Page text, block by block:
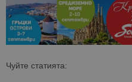
Чуйте статията: